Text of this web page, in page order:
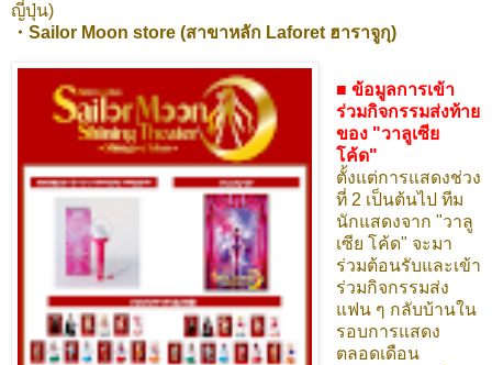
ญี่ปุ่น)
・Sailor Moon store (สาขาหลัก Laforet ฮาราจูกุ)
■ ข้อมูลการเข้า
ร่วมกิจกรรมส่งท้าย
ของ "วาลูเซีย
โค้ด"
ตั้งแต่การแสดงช่วง
ที่ 2 เป็นต้นไป ทีม
นักแสดงจาก "วาลู
เซีย โค้ด" จะมา
ร่วมต้อนรับและเข้า
ร่วมกิจกรรมส่ง
แฟน ๆ กลับบ้านใน
รอบการแสดง
ตลอดเดือน